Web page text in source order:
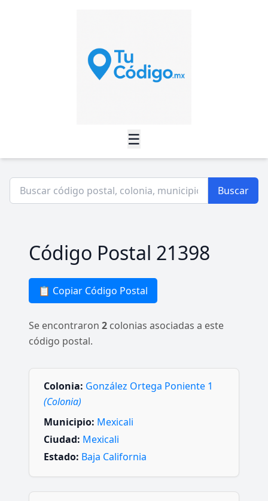
☰
Buscar
Código Postal 21398
📋 Copiar Código Postal
Se encontraron 2 colonias asociadas a este
código postal.
Colonia: González Ortega Poniente 1
(Colonia)
Municipio: Mexicali
Ciudad: Mexicali
Estado: Baja California